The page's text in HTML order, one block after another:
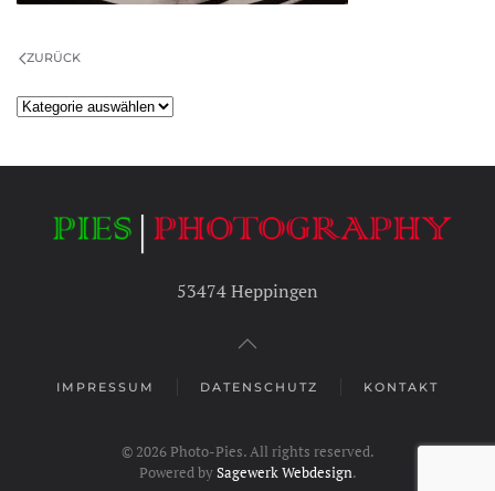
ZURÜCK
Kategorien
53474 Heppingen
IMPRESSUM DATENSCHUTZ KONTAKT
© 2026Photo-Pies. All rights reserved.
Powered bySagewerk Webdesign.